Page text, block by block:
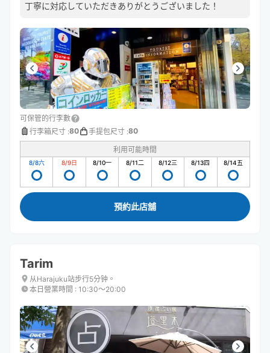
丁寧に対応していただきありがとうございました！
可保管的行李數
行李箱尺寸 :80 手提包尺寸 :80
利用可能時間
8/8六 8/9日 8/10一 8/11二 8/12三 8/13四 8/14五
預約此店舖
Tarim
从Harajuku站步行5分钟。
本日營業時間 : 10:30〜20:00